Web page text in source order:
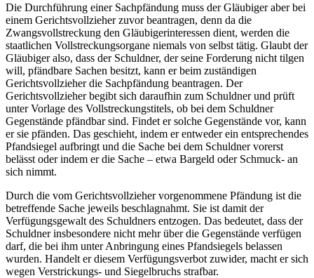
Die Durchführung einer Sachpfändung muss der Gläubiger aber bei
einem Gerichtsvollzieher zuvor beantragen, denn da die
Zwangsvollstreckung den Gläubigerinteressen dient, werden die
staatlichen Vollstreckungsorgane niemals von selbst tätig. Glaubt der
Gläubiger also, dass der Schuldner, der seine Forderung nicht tilgen
will, pfändbare Sachen besitzt, kann er beim zuständigen
Gerichtsvollzieher die Sachpfändung beantragen. Der
Gerichtsvollzieher begibt sich daraufhin zum Schuldner und prüft
unter Vorlage des Vollstreckungstitels, ob bei dem Schuldner
Gegenstände pfändbar sind. Findet er solche Gegenstände vor, kann
er sie pfänden. Das geschieht, indem er entweder ein entsprechendes
Pfandsiegel aufbringt und die Sache bei dem Schuldner vorerst
belässt oder indem er die Sache – etwa Bargeld oder Schmuck- an
sich nimmt.
Durch die vom Gerichtsvollzieher vorgenommene Pfändung ist die
betreffende Sache jeweils beschlagnahmt. Sie ist damit der
Verfügungsgewalt des Schuldners entzogen. Das bedeutet, dass der
Schuldner insbesondere nicht mehr über die Gegenstände verfügen
darf, die bei ihm unter Anbringung eines Pfandsiegels belassen
wurden. Handelt er diesem Verfügungsverbot zuwider, macht er sich
wegen Verstrickungs- und Siegelbruchs strafbar.